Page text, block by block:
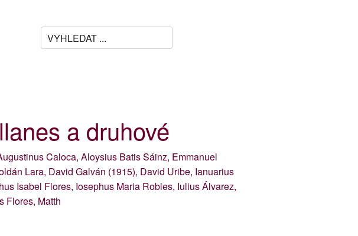
a druhové
Caloca, Aloysius Batis Sáinz, Emmanuel
Lara, David Galván (1915), David Uribe, Ianuarius
Isabel Flores, Iosephus Maria Robles, Iulius Álvarez,
Flores, Matth